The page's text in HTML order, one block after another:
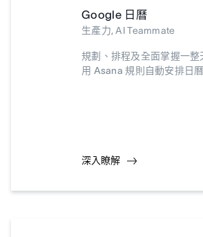
Google 日曆
生產力, AI Teammate
規劃、排程及全面掌握一整
用 Asana 規則自動安排日
深入瞭解